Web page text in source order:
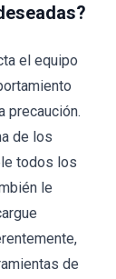
el equipo
precaución.
de los
todos los
le
de